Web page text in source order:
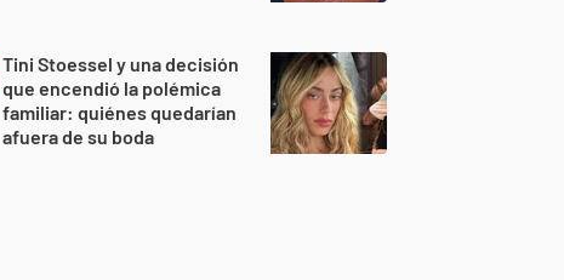
Tini Stoessel y una decisión
que encendió la polémica
familiar: quiénes quedarían
afuera de su boda